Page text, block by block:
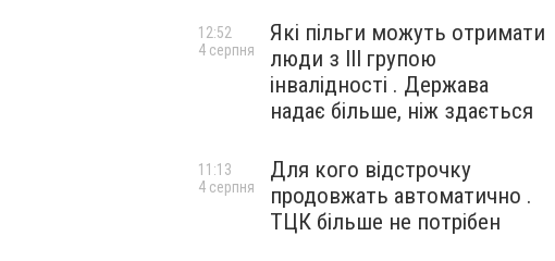
Які пільги можуть отримати
люди з III групою
інвалідності . Держава
надає більше, ніж здається
12:52
4 серпня
Для кого відстрочку
продовжать автоматично .
ТЦК більше не потрібен
11:13
4 серпня